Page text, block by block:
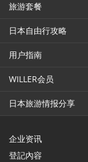
旅游套餐
日本自由行攻略
用户指南
WILLER会员
日本旅游情报分享
企业资讯
登記內容